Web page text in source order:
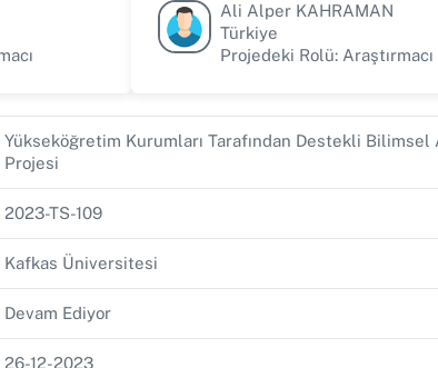
Ali Alper KAHRAMAN
Türkiye
Projedeki Rolü: Araştırmacı
Yükseköğretim Kurumları Tarafından Destekli Bilimsel
Projesi
2023-TS-109
Kafkas Üniversitesi
Devam Ediyor
26-12-2023